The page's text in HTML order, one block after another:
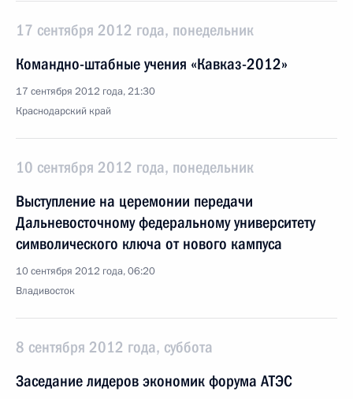
17 сентября 2012 года, понедельник
Командно-штабные учения «Кавказ-2012»
17 сентября 2012 года, 21:30
Краснодарский край
10 сентября 2012 года, понедельник
Выступление на церемонии передачи
Дальневосточному федеральному университету
символического ключа от нового кампуса
10 сентября 2012 года, 06:20
Владивосток
8 сентября 2012 года, суббота
Заседание лидеров экономик форума АТЭС